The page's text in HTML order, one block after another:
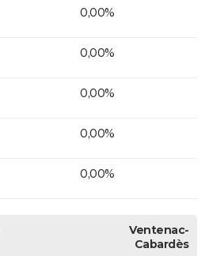
0,00%
0,00%
0,00%
0,00%
0,00%
Ventenac-
Cabardès